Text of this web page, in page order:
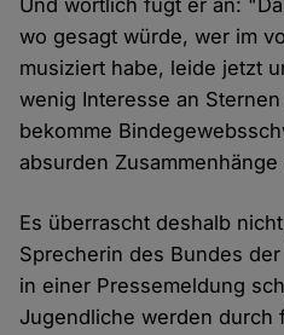
Und wörtlich fügt er an:
wo gesagt würde, wer im
musiziert habe, leide jetzt
wenig Interesse an
bekomme
absurden
Es überrascht deshalb
Sprecherin des Bundes
in einer Pressemeldung
Jugendliche werden durch